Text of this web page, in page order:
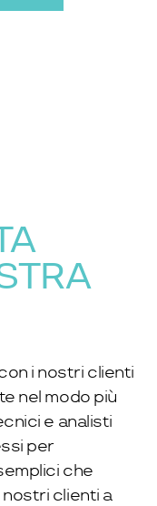
i nostri clienti
nel modo più
e analisti
per
che
clienti a